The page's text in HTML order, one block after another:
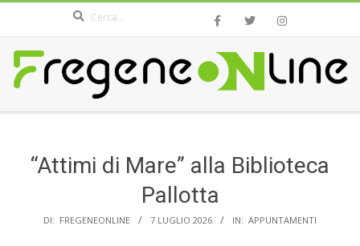
content
FREGENEONLINE.COM
“Attimi di Mare” alla Biblioteca
Pallotta
DI: FREGENEONLINE 7 LUGLIO 2026 IN: APPUNTAMENTI